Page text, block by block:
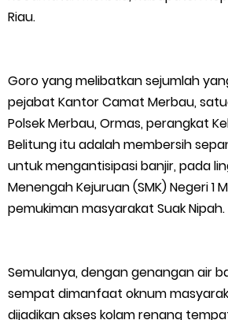
Masyarakat Desa Se- Kecamatan
Bupati Asmar Perkuat Sinergi dengan
Bahas Stabilitas Wilayah dan
44 Tim Berlaga di Banglas Barat Cup
Dorong Lahirnya Atlet
Generasi Emas Indonesia
Riau.
Goro yang melibatkan sejumlah
pejabat Kantor Camat Merbau,
Polsek Merbau, Ormas, perangkat
Belitung itu adalah membersih
untuk mengantisipasi banjir, pada
Menengah Kejuruan (SMK) Negeri 1
pemukiman masyarakat Suak Nipah.
Semulanya, dengan genangan air
sempat dimanfaat oknum
dijadikan akses kolam renang